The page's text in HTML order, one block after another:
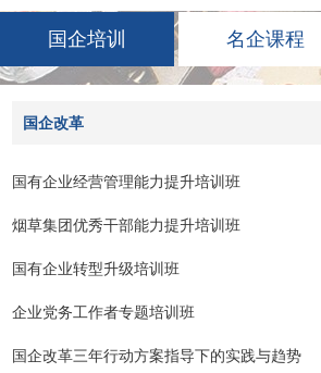
国企培训 名企课程
国企改革
国有企业经营管理能力提升培训班
烟草集团优秀干部能力提升培训班
国有企业转型升级培训班
企业党务工作者专题培训班
国企改革三年行动方案指导下的实践与趋势